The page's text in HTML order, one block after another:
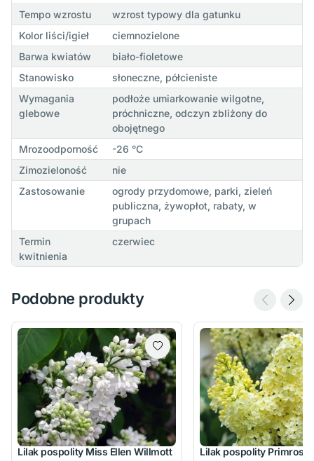
Tempo wzrostu
wzrost typowy dla gatunku
Kolor liści/igieł
ciemnozielone
Barwa kwiatów
biało-fioletowe
Stanowisko
słoneczne, półcieniste
Wymagania
glebowe
podłoże umiarkowanie wilgotne,
próchniczne, odczyn zbliżony do
obojętnego
Mrozoodporność
-26 °C
Zimozieloność
nie
Zastosowanie
ogrody przydomowe, parki, zieleń
publiczna, żywopłot, rabaty, w
grupach
Termin
kwitnienia
czerwiec
Podobne produkty
Lilak pospolity Miss Ellen Willmott
Lilak pospolity Primrose